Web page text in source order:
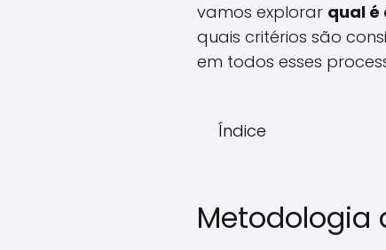
vamos explorar qual é
quais critérios são
em todos esses
Índice
Metodologia